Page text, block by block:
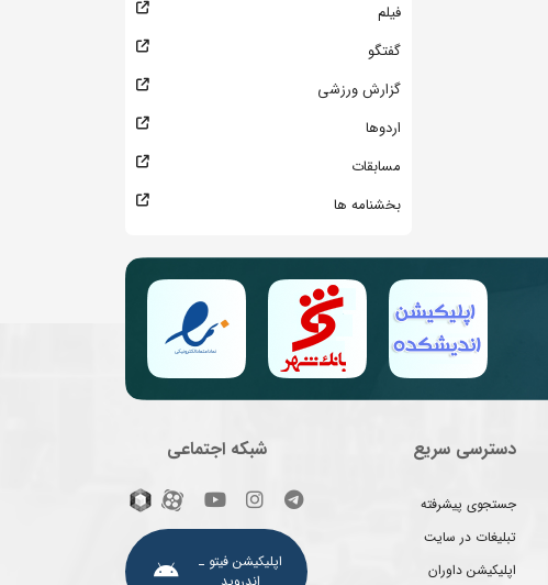
فیلم
گفتگو
گزارش ورزشی
اردوها
مسابقات
بخشنامه ها
دسترسی سریع
جستجوی پیشرفته
تبلیغات در سایت
اپلیکیشن داوران
شبکه اجتماعی
اپلیکیشن فیتو ـ